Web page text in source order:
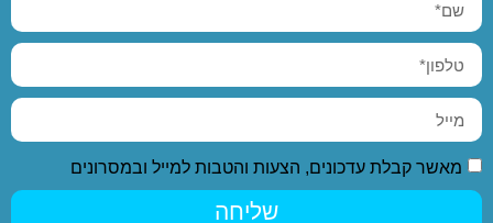
מאשר קבלת עדכונים, הצעות והטבות למייל ובמסרונים
שליחה